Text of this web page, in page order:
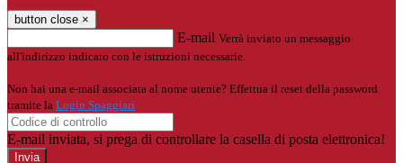
button close ×
E-mail Verrà inviato un messaggio
all'indirizzo indicato con le istruzioni necessarie.
Non hai una e-mail associata al nome utente? Effettua il reset della password
tramite la Login Spaggiari
E-mail inviata, si prega di controllare la casella di posta elettronica!